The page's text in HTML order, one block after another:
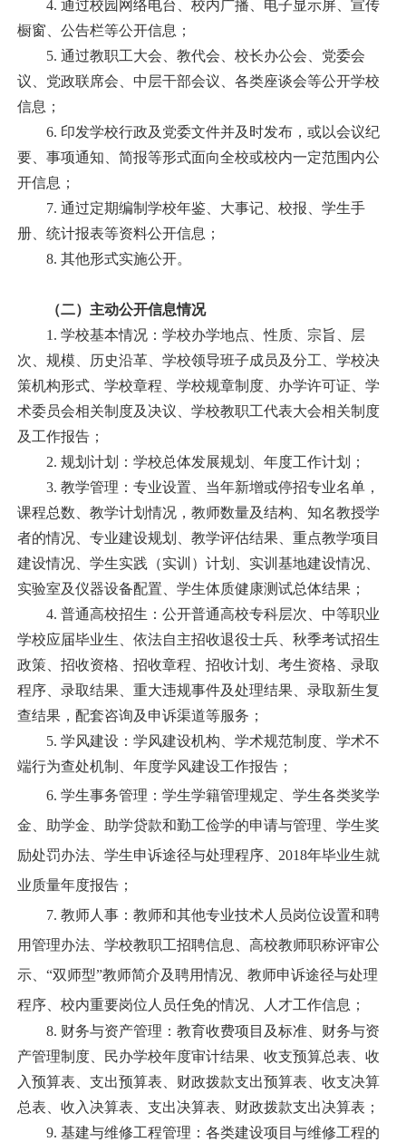
4. 通过校园网络电台、校内广播、电子显示屏、宣传
橱窗、公告栏等公开信息；
5. 通过教职工大会、教代会、校长办公会、党委会
议、党政联席会、中层干部会议、各类座谈会等公开学校
信息；
6. 印发学校行政及党委文件并及时发布，或以会议纪
要、事项通知、简报等形式面向全校或校内一定范围内公
开信息；
7. 通过定期编制学校年鉴、大事记、校报、学生手
册、统计报表等资料公开信息；
8. 其他形式实施公开。
（二）主动公开信息情况
1. 学校基本情况：学校办学地点、性质、宗旨、层
次、规模、历史沿革、学校领导班子成员及分工、学校决
策机构形式、学校章程、学校规章制度、办学许可证、学
术委员会相关制度及决议、学校教职工代表大会相关制度
及工作报告；
2. 规划计划：学校总体发展规划、年度工作计划；
3. 教学管理：专业设置、当年新增或停招专业名单，
课程总数、教学计划情况，教师数量及结构、知名教授学
者的情况、专业建设规划、教学评估结果、重点教学项目
建设情况、学生实践（实训）计划、实训基地建设情况、
实验室及仪器设备配置、学生体质健康测试总体结果；
4. 普通高校招生：公开普通高校专科层次、中等职业
学校应届毕业生、依法自主招收退役士兵、秋季考试招生
政策、招收资格、招收章程、招收计划、考生资格、录取
程序、录取结果、重大违规事件及处理结果、录取新生复
查结果，配套咨询及申诉渠道等服务；
5. 学风建设：学风建设机构、学术规范制度、学术不
端行为查处机制、年度学风建设工作报告；
6. 学生事务管理：学生学籍管理规定、学生各类奖学
金、助学金、助学贷款和勤工俭学的申请与管理、学生奖
励处罚办法、学生申诉途径与处理程序、 2018年毕业生就
业质量年度报告；
7. 教师人事：教师和其他专业技术人员岗位设置和聘
用管理办法、学校教职工招聘信息、高校教师职称评审公
示、 “双师型”教师简介及聘用情况、教师申诉途径与处理
程序、校内重要岗位人员任免的情况、人才工作信息；
8. 财务与资产管理：教育收费项目及标准、财务与资
产管理制度、民办学校年度审计结果、收支预算总表、收
入预算表、支出预算表、财政拨款支出预算表、收支决算
总表、收入决算表、支出决算表、财政拨款支出决算表；
9. 基建与维修工程管理：各类建设项目与维修工程的